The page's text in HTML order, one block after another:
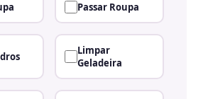
Passar Roupa
Limpar
Geladeira